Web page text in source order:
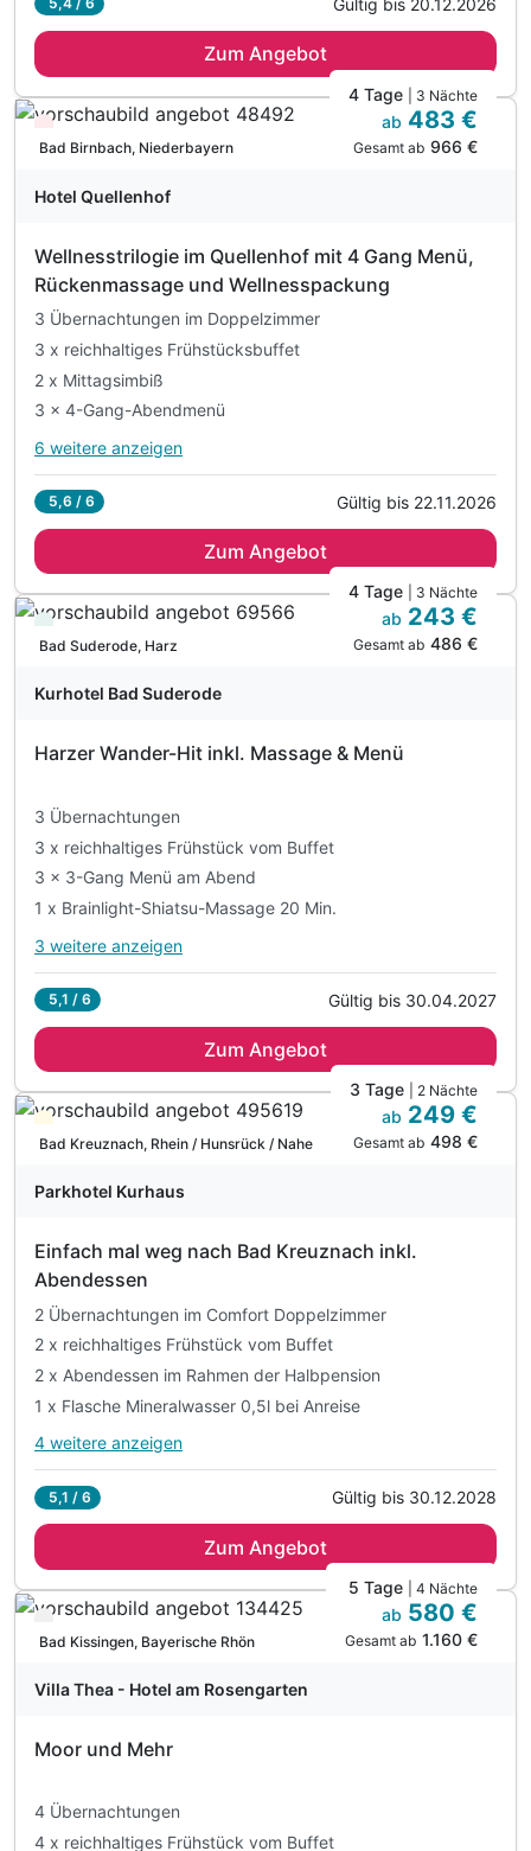
2 x reichhaltiges Frühstück vom Buffet
1 x entspannende Aroma-Teilkörpermassage 25 min.
1 x Ganzkörperpackung
inkl. Nutzung W-Lan
Zum Angebot
Nur noch Restplätze
Bad Birnbach, Niederbayern
4 Tage | 3 Nächte
ab 483 €
Gesamt ab 966 €
Hotel Quellenhof
Wellnesstrilogie im Quellenhof mit 4 Gang Menü,
Rückenmassage und Wellnesspackung
3 Übernachtungen im Doppelzimmer
3 x reichhaltiges Frühstücksbuffet
2 x Mittagsimbiß
3 x 4-Gang-Abendmenü
Alle Inklusivleistungen
3 x reichhaltiges Frühstücksbuffet
3 x 4-Gang-Abendmenü
1 x Rückenmassage und 1x Wellnesspackung m Aromaöl
inkl. W-LAN
inkl. Teebars auf den Gängen
6 weitere anzeigen
5,6 / 6 Gültig bis 22.11.2026
Zum Angebot
Viele Termine frei
Bad Suderode, Harz
4 Tage | 3 Nächte
ab 243 €
Gesamt ab 486 €
Kurhotel Bad Suderode
Harzer Wander-Hit inkl. Massage & Menü
3 Übernachtungen
3 x reichhaltiges Frühstück vom Buffet
3 x 3-Gang Menü am Abend
1 x Brainlight-Shiatsu-Massage 20 Min.
Alle Inklusivleistungen
3 x reichhaltiges Frühstück vom Buffet
1 x Brainlight-Shiatsu-Massage 20 Min.
1 x Wanderproviantbeutel
inkl. Nutzung der Sauna
3 weitere anzeigen
5,1 / 6 Gültig bis 30.04.2027
Zum Angebot
Teilweise ausgelastet
Bad Kreuznach, Rhein / Hunsrück / Nahe
3 Tage | 2 Nächte
ab 249 €
Gesamt ab 498 €
Parkhotel Kurhaus
Einfach mal weg nach Bad Kreuznach inkl.
Abendessen
2 Übernachtungen im Comfort Doppelzimmer
2 x reichhaltiges Frühstück vom Buffet
2 x Abendessen im Rahmen der Halbpension
1 x Flasche Mineralwasser 0,5l bei Anreise
Alle Inklusivleistungen
2 x reichhaltiges Frühstück vom Buffet
2 x Abendessen im Rahmen der Halbpension
1 x Flasche Mineralwasser 0,5l bei Anreise
inkl. Nutzung der ,,crucenia-therme"*
vergünstigter Eintritt in Bäderhaus*
4 weitere anzeigen
5,1 / 6 Gültig bis 30.12.2028
Zum Angebot
Verfügbar bis Dezember
Bad Kissingen, Bayerische Rhön
5 Tage | 4 Nächte
ab 580 €
Gesamt ab 1.160 €
Villa Thea - Hotel am Rosengarten
Moor und Mehr
4 Übernachtungen
4 x reichhaltiges Frühstück vom Buffet